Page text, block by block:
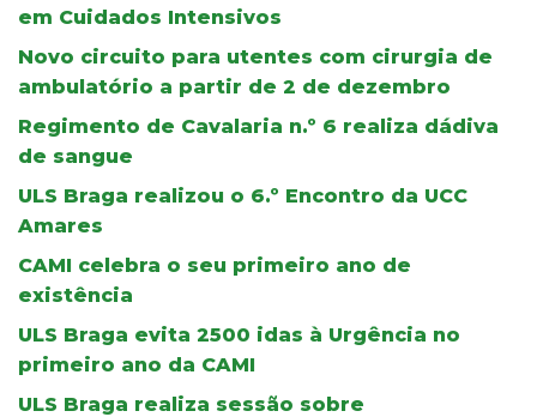
em Cuidados Intensivos
Novo circuito para utentes com cirurgia de
ambulatório a partir de 2 de dezembro
Regimento de Cavalaria n.º 6 realiza dádiva
de sangue
ULS Braga realizou o 6.º Encontro da UCC
Amares
CAMI celebra o seu primeiro ano de
existência
ULS Braga evita 2500 idas à Urgência no
primeiro ano da CAMI
ULS Braga realiza sessão sobre